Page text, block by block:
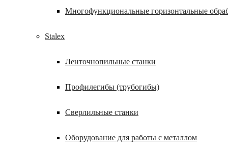
Многофункциональные горизонтальные
Stalex
Ленточнопильные станки
Профилегибы (трубогибы)
Сверлильные станки
Оборудование для работы с металлом